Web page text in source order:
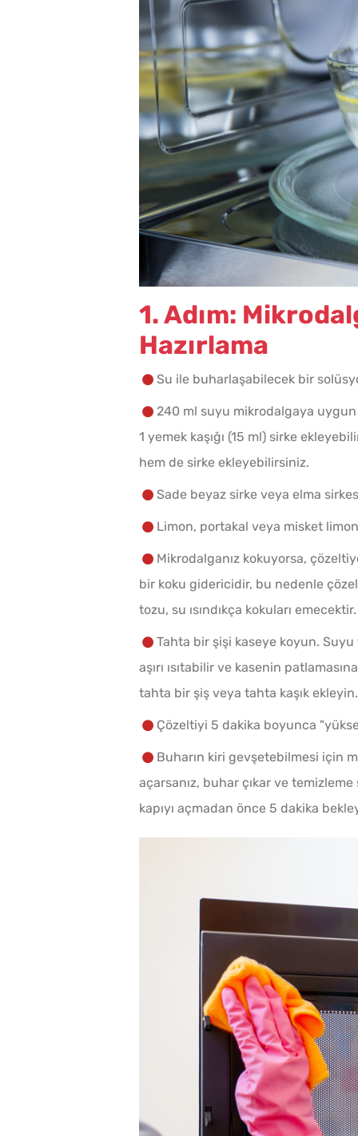
1. Adım:
Hazırlama
Su ile buharlaşabilecek bir
240 ml suyu mikrodalgaya
1 yemek kaşığı (15 ml) sirke
hem de sirke ekleyebilirsiniz.
Sade beyaz sirke veya elma
Limon, portakal veya misket
Mikrodalganız kokuyorsa,
bir koku gidericidir, bu nedenle
tozu, su ısındıkça kokuları emecektir.
Tahta bir şişi kaseye koyun. Suyu
aşırı ısıtabilir ve kasenin
tahta bir şiş veya tahta kaşık ekleyin.
Çözeltiyi 5 dakika boyunca
Buharın kiri gevşetebilmesi için
açarsanız, buhar çıkar ve
kapıyı açmadan önce 5 dakika